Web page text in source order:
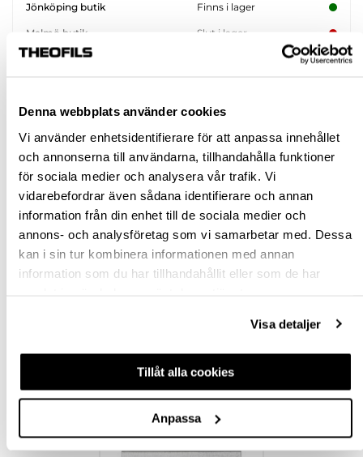
Denna webbplats använder cookies
Vi använder enhetsidentifierare för att anpassa innehållet
och annonserna till användarna, tillhandahålla funktioner
för sociala medier och analysera vår trafik. Vi
vidarebefordrar även sådana identifierare och annan
information från din enhet till de sociala medier och
annons- och analysföretag som vi samarbetar med. Dessa
kan i sin tur kombinera informationen med annan
information som du har tillhandahållit eller som de har
Visa detaljer
Tillåt alla cookies
Anpassa
Jönköping butik Finns i lager
Malmö butik Slut i lager
Stockholm butik
Hämta i butik
Ledande leverantör i Sverige
BESKRIVNING
SPECIFIKATION
FRÅGA OM PRODUKT
TILLBEHÖR